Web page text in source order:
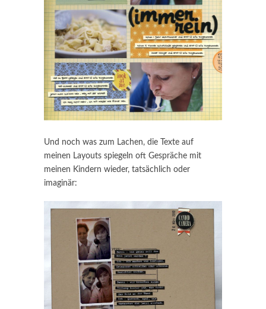
Und noch was zum Lachen, die Texte auf
meinen Layouts spiegeln oft Gespräche mit
meinen Kindern wieder, tatsächlich oder
imaginär: